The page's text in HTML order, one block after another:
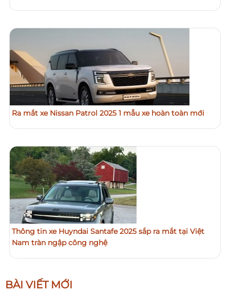
Ra mắt xe Nissan Patrol 2025 1 mẫu xe hoàn toàn mới
Thông tin xe Huyndai Santafe 2025 sắp ra mắt tại Việt
Nam tràn ngập công nghệ
BÀI VIẾT MỚI